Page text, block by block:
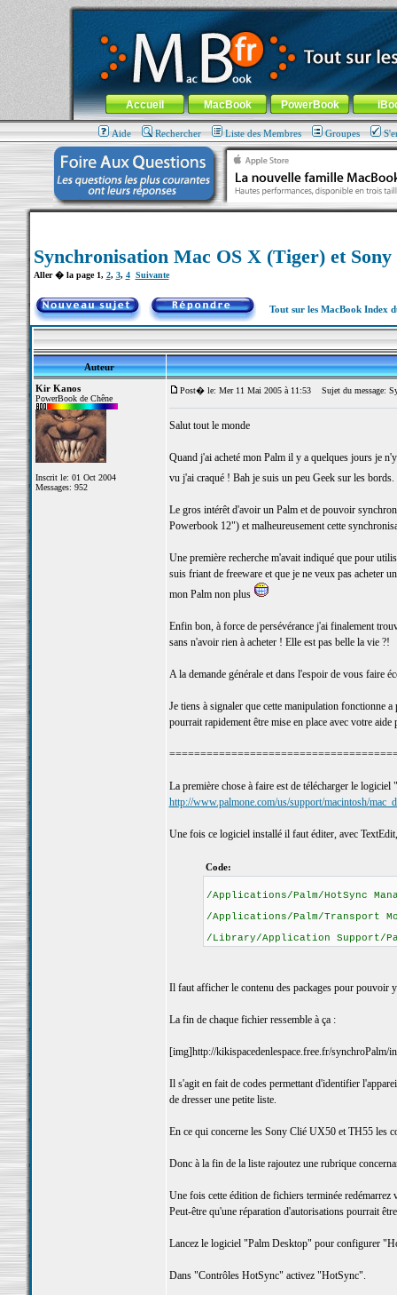
MacBook-fr.com : 100% Apple... 100% nomade !
Aller au contenu-Aller au menu général-Aller au menu de
Menu général
Accueil MacBook PowerBook
Aide Rechercher Liste des Membres Groupes
Synchronisation Mac OS X (Tiger) et
Aller � la page 1, 2, 3, 4 Suivante
Tout sur les MacBook Index
Auteur
Kir Kanos
PowerBook de Chêne
Inscrit le: 01 Oct 2004
Messages: 952
Post� le: Mer 11 Mai 2005 à 11:53 Sujet du message:
Salut tout le monde
Quand j'ai acheté mon Palm il y a quelques jours je
vu j'ai craqué ! Bah je suis un peu Geek sur les bords.
Le gros intérêt d'avoir un Palm et de pouvoir
Powerbook 12") et malheureusement cette
Une première recherche m'avait indiqué que pour
suis friant de freeware et que je ne veux pas acheter
mon Palm non plus
Enfin bon, à force de persévérance j'ai finalement
sans n'avoir rien à acheter ! Elle est pas belle la vie ?!
A la demande générale et dans l'espoir de vous faire
Je tiens à signaler que cette manipulation fonctionne
pourrait rapidement être mise en place avec votre
La première chose à faire est de télécharger le
http://www.palmone.com/us/support/macintosh/
Une fois ce logiciel installé il faut éditer, avec
Code:
/Applications/Palm/HotSync
/Applications/Palm/Transport
/Library/Application Support/
Il faut afficher le contenu des packages pour pouvoir y
La fin de chaque fichier ressemble à ça :
[img]http://kikispacedenlespace.free.fr/
Il s'agit en fait de codes permettant d'identifier
de dresser une petite liste.
En ce qui concerne les Sony Clié UX50 et TH55 les
Donc à la fin de la liste rajoutez une rubrique
Une fois cette édition de fichiers terminée redémarrez
Peut-être qu'une réparation d'autorisations pourrait
Lancez le logiciel "Palm Desktop" pour configurer
Dans "Contrôles HotSync" activez "HotSync".